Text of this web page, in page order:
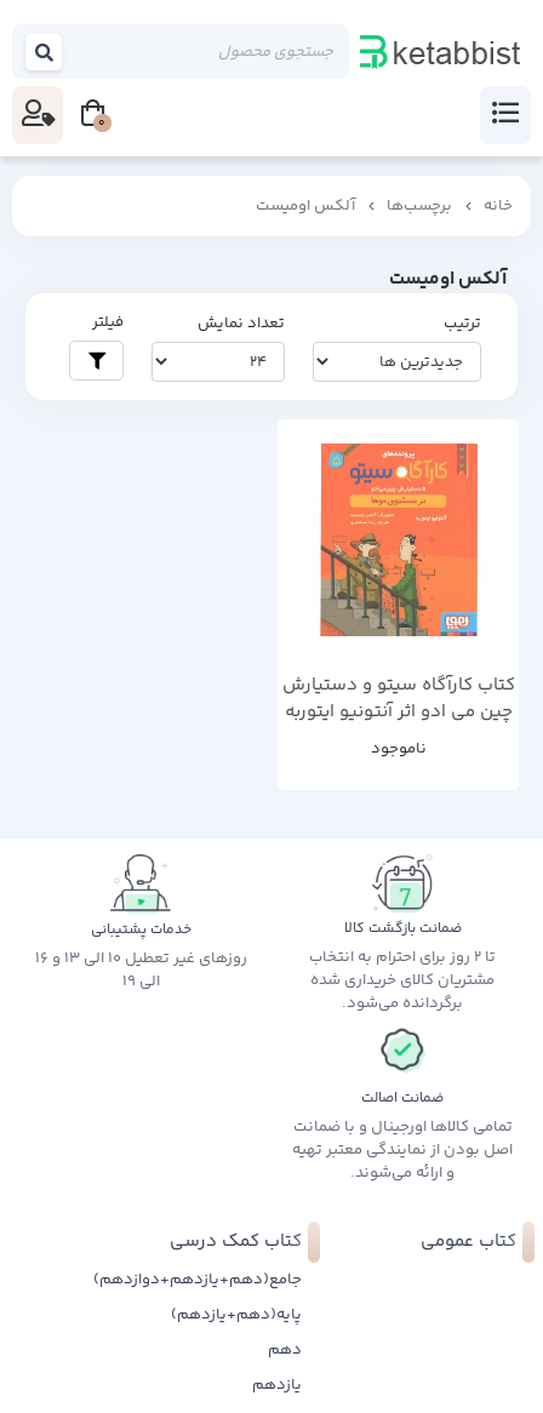
خانه برچسب‌ها آلکس اومیست
آلکس اومیست
ترتیب تعداد نمایش فیلتر
کتاب کارآگاه سیتو و دستیارش
چین می ادو اثر آنتونیو ایتوربه
ناموجود
ضمانت بازگشت کالا
تا 2 روز برای احترام به انتخاب
مشتریان کالای خریداری شده
برگردانده می‌شود.
خدمات پشتیبانی
روزهای غیر تعطیل 10 الی 13 و 16
الی 19
ضمانت اصالت
تمامی کالاها اورجینال و با ضمانت
اصل بودن از نمایندگی معتبر تهیه
و ارائه می‌شوند.
کتاب عمومی کتاب کمک درسی
جامع(دهم+یازدهم+دوازدهم)
پایه(دهم+یازدهم)
دهم
یازدهم
0